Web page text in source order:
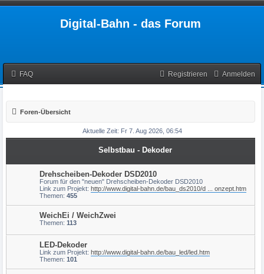
Digital-Bahn - das Forum
FAQ Anmelden
Registrieren
Foren-Übersicht
Aktuelle Zeit: Fr 7. Aug 2026, 06:54
Selbstbau - Dekoder
Drehscheiben-Dekoder DSD2010
Forum für den "neuen" Drehscheiben-Dekoder DSD2010
Link zum Projekt: http://www.digital-bahn.de/bau_ds2010/d ... onzept.htm
Themen: 455
WeichEi / WeichZwei
Themen: 113
LED-Dekoder
Link zum Projekt: http://www.digital-bahn.de/bau_led/led.htm
Themen: 101